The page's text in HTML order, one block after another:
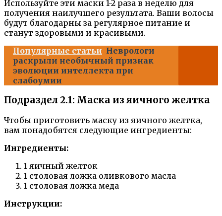
Используйте эти маски 1-2 раза в неделю для
получения наилучшего результата. Ваши волосы
будут благодарны за регулярное питание и
станут здоровыми и красивыми.
Популярные статьи Неврологи
раскрыли необычный признак
эволюции интеллекта при
слабоумии
Подраздел 2.1: Маска из яичного желтка
Чтобы приготовить маску из яичного желтка,
вам понадобятся следующие ингредиенты:
Ингредиенты:
1 яичный желток
1 столовая ложка оливкового масла
1 столовая ложка меда
Инструкции: